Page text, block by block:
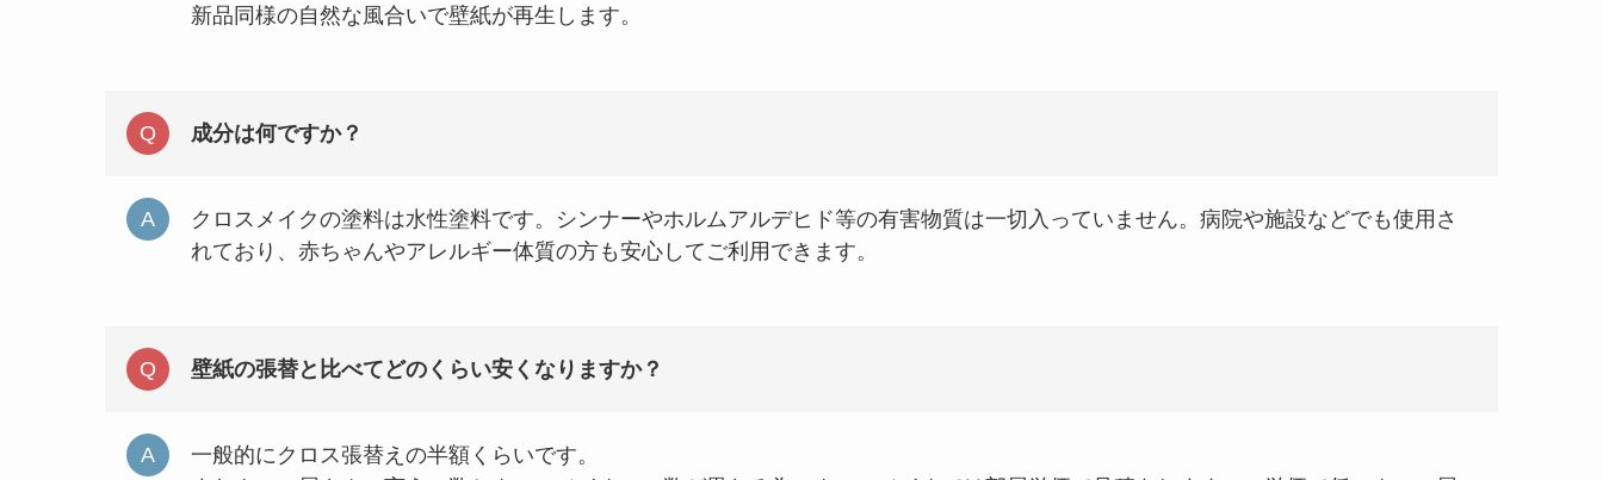
新品同様の自然な風合いで壁紙が再生します。
成分は何ですか？
クロスメイクの塗料は水性塗料です。シンナーやホルムアルデヒド等の有害物質は一切入っていません。病院や施設などでも使用さ
れており、赤ちゃんやアレルギー体質の方も安心してご利用できます。
壁紙の張替と比べてどのくらい安くなりますか？
一般的にクロス張替えの半額くらいです。